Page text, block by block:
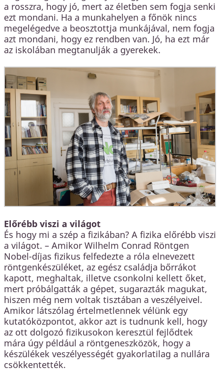
a rosszra, hogy jó, mert az életben sem fogja senki
ezt mondani. Ha a munkahelyen a főnök nincs
megelégedve a beosztottja munkájával, nem fogja
azt mondani, hogy ez rendben van. Jó, ha ezt már
az iskolában megtanulják a gyerekek.
Előrébb viszi a világot
És hogy mi a szép a fizikában? A fizika előrébb viszi
a világot. – Amikor Wilhelm Conrad Röntgen
Nobel-díjas fizikus felfedezte a róla elnevezett
röntgenkészüléket, az egész családja bőrrákot
kapott, meghaltak, illetve csonkolni kellett őket,
mert próbálgatták a gépet, sugarazták magukat,
hiszen még nem voltak tisztában a veszélyeivel.
Amikor látszólag értelmetlennek vélünk egy
kutatóközpontot, akkor azt is tudnunk kell, hogy
az ott dolgozó fizikusokon keresztül fejlődtek
mára úgy például a röntgeneszközök, hogy a
készülékek veszélyességét gyakorlatilag a nullára
csökkentették.